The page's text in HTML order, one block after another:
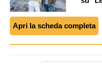
Apri la scheda completa